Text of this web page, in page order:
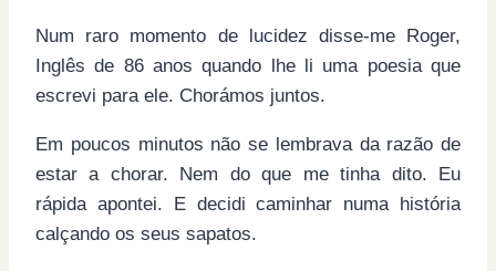
Num raro momento de lucidez disse-me Roger,
Inglês de 86 anos quando lhe li uma poesia que
escrevi para ele. Chorámos juntos.
Em poucos minutos não se lembrava da razão de
estar a chorar. Nem do que me tinha dito. Eu
rápida apontei. E decidi caminhar numa história
calçando os seus sapatos.